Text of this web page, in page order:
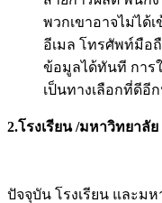
พวกเขาอาจไม่ได้
อีเมล โทรศัพท์มือ
ข้อมูลได้ทันที การ
เป็นทางเลือกที่ดีอี
2.โรงเรียน /มหาวิทยาลัย
ปัจจุบัน โรงเรียน และม